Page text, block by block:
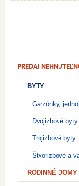
PREDAJ
BYTY
Garzónky,
Dvojizbové byty
Trojizbové byty
Štvorizbové a
RODINNÉ DOMY